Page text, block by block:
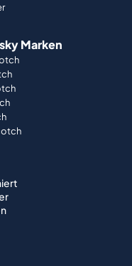
Marken